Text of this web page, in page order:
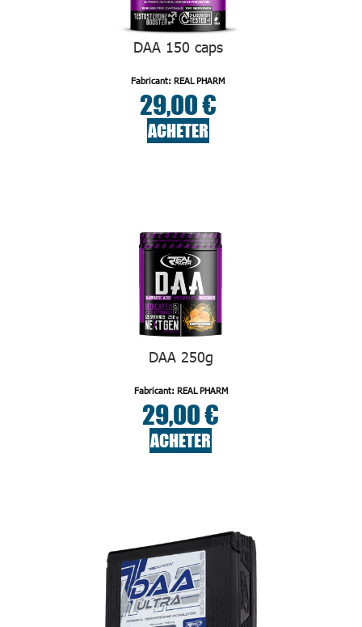
DAA 150 caps
Fabricant: REAL PHARM
29,00 €
ACHETER
DAA 250g
Fabricant: REAL PHARM
29,00 €
ACHETER